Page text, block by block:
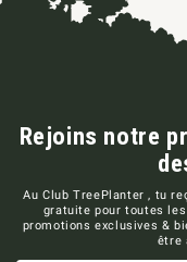
Rejoins notre
Au Club TreePlanter , tu
gratuite pour toutes les
promotions exclusives &
être